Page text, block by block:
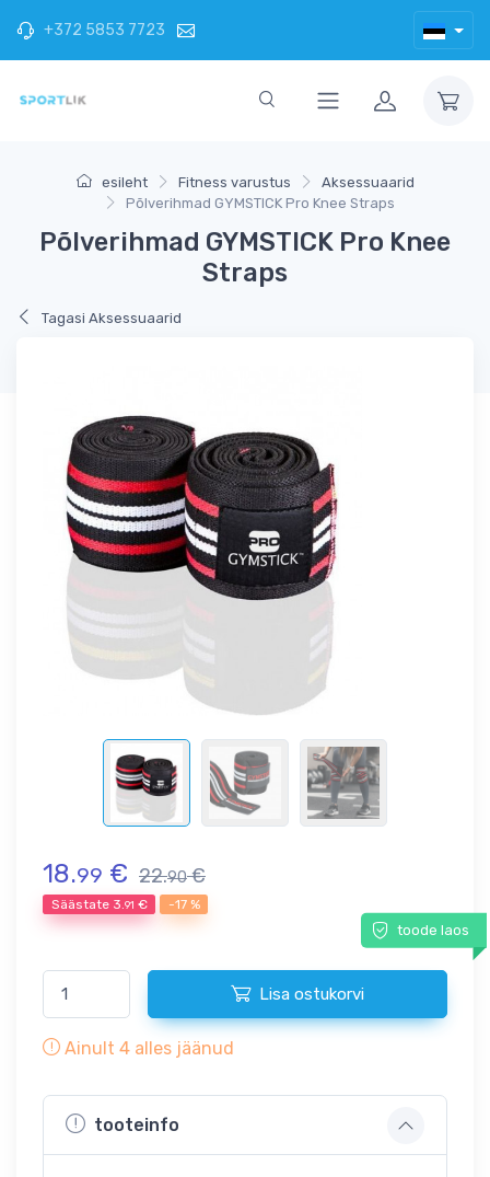
+372 5853 7723
esileht Fitness varustus
Aksessuaarid
Põlverihmad GYMSTICK Pro Knee Straps
Põlverihmad GYMSTICK Pro Knee
Straps
Tagasi Aksessuaarid
18.99 € 22.90€
Säästate 3.91 € -17 %
toode laos
Lisa ostukorvi
Ainult 4 alles jäänud
tooteinfo